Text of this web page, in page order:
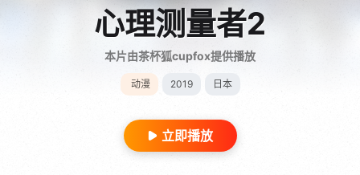
心理测量者2
本片由茶杯狐cupfox提供播放
动漫 2019 日本
立即播放